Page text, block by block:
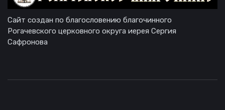
Сайт создан по благословению благочинного
Рогачевского церковного округа иерея Сергия
Сафронова